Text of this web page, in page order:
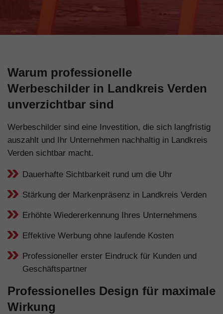
Warum professionelle
Werbeschilder in Landkreis Verden
unverzichtbar sind
Werbeschilder sind eine Investition, die sich langfristig
auszahlt und Ihr Unternehmen nachhaltig in Landkreis
Verden sichtbar macht.
Dauerhafte Sichtbarkeit rund um die Uhr
Stärkung der Markenpräsenz in Landkreis Verden
Erhöhte Wiedererkennung Ihres Unternehmens
Effektive Werbung ohne laufende Kosten
Professioneller erster Eindruck für Kunden und
Geschäftspartner
Professionelles Design für maximale
Wirkung